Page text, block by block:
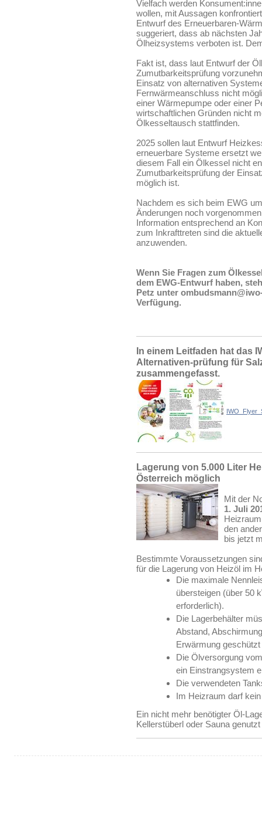
Vielfach werden
wollen, mit Aussagen
Entwurf des Erneuerbaren-
suggeriert, dass ab nächsten
Ölheizsystems verboten ist.
Fakt ist, dass laut Entwurf der
Zumutbarkeitsprüfung
Einsatz von alternativen
Fernwärmeanschluss nicht
einer Wärmepumpe oder einer
wirtschaftlichen Gründen nicht
Ölkesseltausch stattfinden.
2025 sollen laut Entwurf
erneuerbare Systeme ersetzt
diesem Fall ein Ölkessel nicht
Zumutbarkeitsprüfung der
möglich ist.
Nachdem es sich beim EWG
Änderungen noch
Information entsprechend an
zum Inkrafttreten sind die
anzuwenden.
Wenn Sie Fragen zum
dem EWG-Entwurf haben,
Petz unter
Verfügung.
In einem Leitfaden hat das
Alternativen-prüfung für
zusammengefasst.
Lagerung von 5.000 Liter
Österreich möglich
Mit der
1. Juli
den
bis jetzt
Bestimmte Voraussetzungen
für die Lagerung von Heizöl im
Die maximale
übersteigen (über 50
erforderlich).
Die Lagerbehälter
Abstand,
Erwärmung geschützt
Die Ölversorgung
ein Einstrangsystem
Die verwendeten
Im Heizraum darf
Ein nicht mehr benötigter Öl-
Kellerstüberl oder Sauna